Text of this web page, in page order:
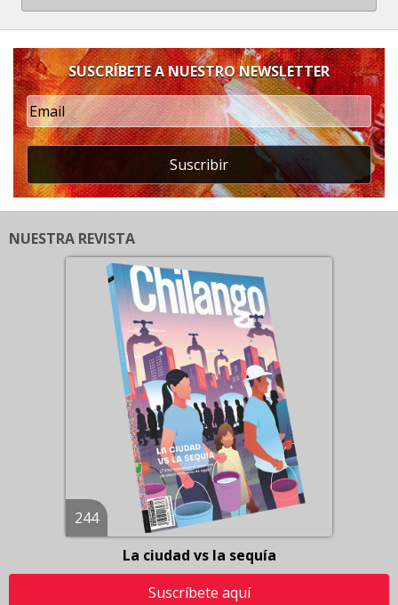
SUSCRÍBETE A NUESTRO NEWSLETTER
Suscribir
NUESTRA REVISTA
244
La ciudad vs la sequía
Suscríbete aquí